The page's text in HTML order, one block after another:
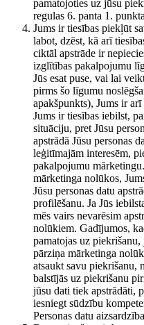
pamatojoties uz jūsu
regulas 6. panta 1.
Jums ir tiesības piekļūt
labot, dzēst, kā arī
ciktāl apstrāde ir
izglītības pakalpojumu
Jūs esat puse, vai lai
pirms šo līgumu
apakšpunkts), Jums ir
Jums ir tiesības iebilst,
situāciju, pret Jūsu
apstrādā Jūsu personas
leģitīmajām interesēm,
pakalpojumu
mārketinga nolūkos,
Jūsu personas datu
profilēšanu. Ja Jūs
mēs vairs nevarēsim
nolūkiem. Gadījumos,
pamatojas uz
pārziņa mārketinga
atsaukt savu piekrišanu,
balstījās uz piekrišanu
jūsu dati tiek apstrādāti,
iesniegt sūdzību
Personas datu